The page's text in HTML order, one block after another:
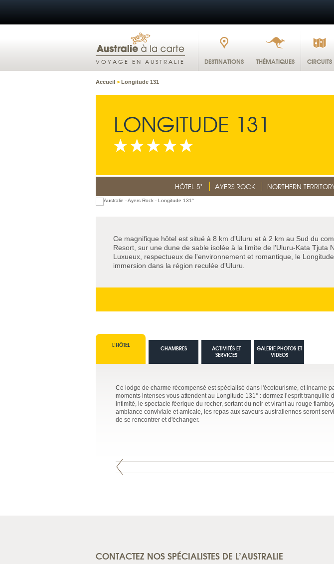
VOYAGE EN AUSTRALIE DESTINATIONS THÉMATIQUES CIRCUITS
Accueil > Longitude 131
LONGITUDE 131
HÔTEL 5* AYERS ROCK NORTHERN
Ce magnifique hôtel est situé à 8 km d'Uluru et à 2 km au Sud du
Resort, sur une dune de sable isolée à la limite de l'Uluru-Kata Tjuta
Luxueux, respectueux de l'environnement et romantique, le
immersion dans la région reculée d'Uluru.
L’HÔTEL
Ce lodge de charme récompensé est spécialisé dans l'écotourisme, et incarne
moments intenses vous attendent au Longitude 131° : dormez l’esprit tranquille
intimité, le spectacle féerique du rocher, sortant du noir et virant au rouge
ambiance conviviale et amicale, les repas aux saveurs australiennes seront
de se rencontrer et d'échanger.
CHAMBRES
ACTIVITÉS ET
SERVICES
GALERIE PHOTOS ET
VIDEOS
CONTACTEZ NOS SPÉCIALISTES DE L’AUSTRALIE